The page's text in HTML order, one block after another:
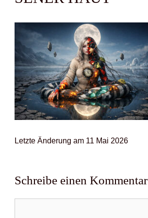
Letz­te Ände­rung am 11 Mai 2026
Schreibe einen Kommentar